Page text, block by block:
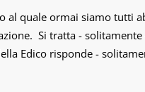
al quale ormai siamo tutti
Si tratta -
Edico risponde -